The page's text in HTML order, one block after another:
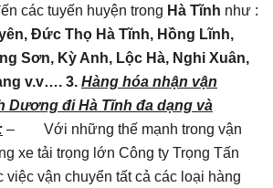
các tuyến huyện trong Hà Tĩnh như :
Đức Thọ Hà Tĩnh, Hồng Lĩnh,
Sơn, Kỳ Anh, Lộc Hà, Nghi Xuân,
v.v….
3. Hàng hóa nhận vận
Dương đi Hà Tĩnh đa dạng và
– Với những thế mạnh trong vận
xe tải trọng lớn Công ty Trọng Tấn
vận chuyển tất cả các loại hàng